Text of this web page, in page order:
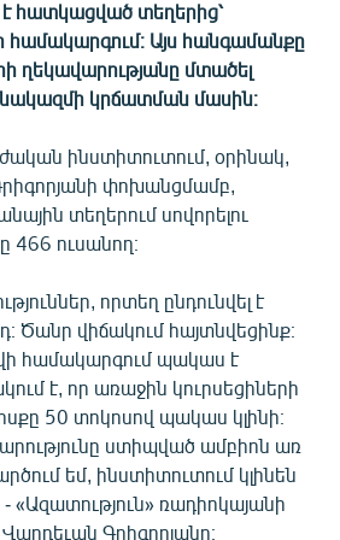
հատկացված տեղերից՝
Այս հանգամանքը
ղեկավարությանը մտածել
կրճատման մասին։
ինստիտուտում, օրինակ,
փոխանցմամբ,
տեղերում սովորելու
466 ուսանող։
որտեղ ընդունվել է
Ծանր վիճակում հայտնվեցինք։
համակարգում պակաս է
է, որ առաջին կուրսեցիների
50 տոկոսով պակաս կլինի։
ստիպված ամբիոն առ
եմ, ինստիտուտում կլինեն
- «Ազատություն» ռադիոկայանի
Գրիգորյանը։